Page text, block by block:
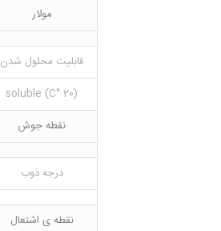
مولار
قابلیت محلول شدن
(20 °C) soluble
نقطه جوش
درجه ذوب
نقطه ی اشتعال